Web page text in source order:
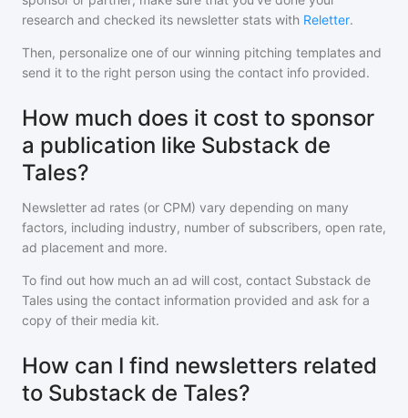
research and checked its newsletter stats with Reletter.
Then, personalize one of our winning pitching templates and
send it to the right person using the contact info provided.
How much does it cost to sponsor
a publication like Substack de
Tales?
Newsletter ad rates (or CPM) vary depending on many
factors, including industry, number of subscribers, open rate,
ad placement and more.
To find out how much an ad will cost, contact Substack de
Tales using the contact information provided and ask for a
copy of their media kit.
How can I find newsletters related
to Substack de Tales?